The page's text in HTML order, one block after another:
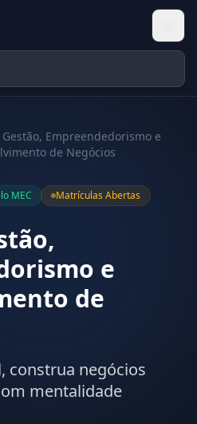
Inicial
Gestão, Empreendedorismo e
de Negócios
MEC Matrículas Abertas
e
de
construa negócios
mentalidade